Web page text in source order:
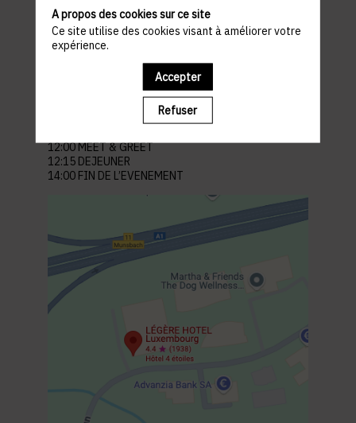
ACCÈS ET STATIONNEMENT
Lieu : Légère Hotel Luxembourg
Parc d'activité Syrdall, 11 Rue Gabriel Lippmann,
5365 Münsbach Schuttrange
Parking à proximité : dans la rue
12:00 MEET & GREET
12:15 DEJEUNER
14:00 FIN DE L’EVENEMENT
A propos des cookies sur ce site
Ce site utilise des cookies visant à améliorer votre
expérience.
Accepter
Refuser